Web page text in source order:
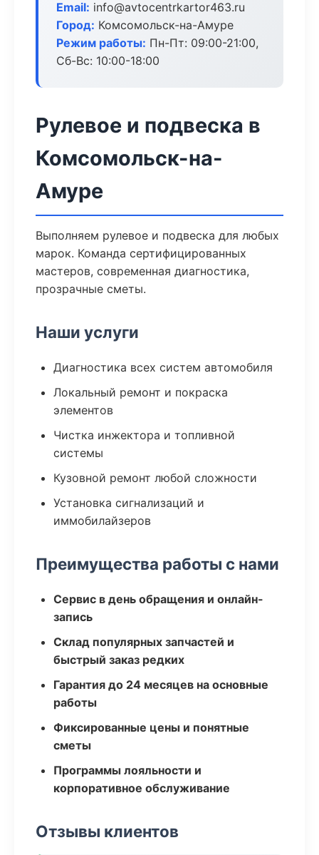
Email: info@avtocentrkartor463.ru
Город: Комсомольск-на-Амуре
Режим работы: Пн-Пт: 09:00-21:00,
Сб-Вс: 10:00-18:00
Рулевое и подвеска в
Комсомольск-на-
Амуре
Выполняем рулевое и подвеска для любых
марок. Команда сертифицированных
мастеров, современная диагностика,
прозрачные сметы.
Наши услуги
Диагностика всех систем автомобиля
Локальный ремонт и покраска
элементов
Чистка инжектора и топливной
системы
Кузовной ремонт любой сложности
Установка сигнализаций и
иммобилайзеров
Преимущества работы с нами
Сервис в день обращения и онлайн-
запись
Склад популярных запчастей и
быстрый заказ редких
Гарантия до 24 месяцев на основные
работы
Фиксированные цены и понятные
сметы
Программы лояльности и
корпоративное обслуживание
Отзывы клиентов